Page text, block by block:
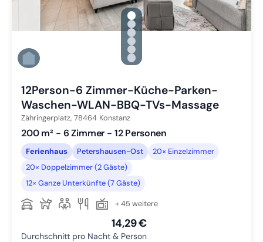
gallery.slide_selector
Zu Slide 1 wechseln
Zu Slide 2 wechseln
Zu Slide 3 wechseln
Zu Slide 4 wechseln
Zu Slide 5 wechseln
Zu Slide 6 wechseln
12Person-6 Zimmer-Küche-Parken-
Waschen-WLAN-BBQ-TVs-Massage
Zähringerplatz, 78464 Konstanz
200 m² - 6 Zimmer - 12 Personen
Ferienhaus Petershausen-Ost
20× Einzelzimmer
20× Doppelzimmer (2 Gäste)
12× Ganze Unterkünfte (7 Gäste)
+ 45 weitere
14,29 €
Durchschnitt pro Nacht & Person